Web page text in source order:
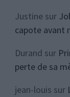
Justinesur
capote avant
Durand sur
perte de sa
jean-louis sur